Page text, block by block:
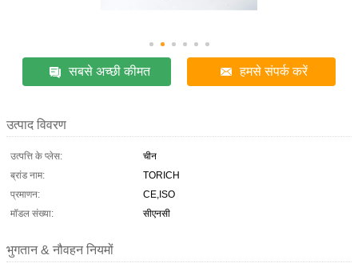
सबसे अच्छी कीमत हमसे संपर्क करें
उत्पाद विवरण
उत्पत्ति के प्लेस:
चीन
ब्रांड नाम:
TORICH
प्रमाणन:
CE,ISO
मॉडल संख्या:
सीएनसी
भुगतान & नौवहन नियमों